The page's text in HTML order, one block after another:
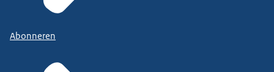
Abonneren